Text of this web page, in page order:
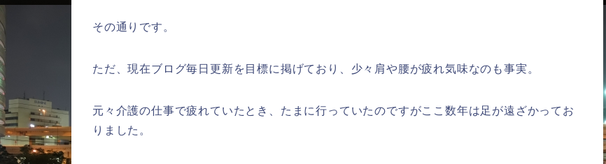
その通りです。
ただ、現在ブログ毎日更新を目標に掲げており、少々肩や腰が疲れ気味なのも事実。
元々介護の仕事で疲れていたとき、たまに行っていたのですがここ数年は足が遠ざかってお
りました。